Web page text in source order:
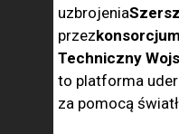
uzbrojenia
przez
Techniczny
to platforma
za pomocą